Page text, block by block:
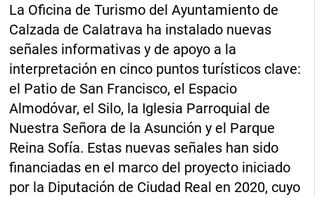
La Oficina de Turismo del Ayuntamiento de
Calzada de Calatrava ha instalado nuevas
señales informativas y de apoyo a la
interpretación en cinco puntos turísticos clave:
el Patio de San Francisco, el Espacio
Almodóvar, el Silo, la Iglesia Parroquial de
Nuestra Señora de la Asunción y el Parque
Reina Sofía. Estas nuevas señales han sido
financiadas en el marco del proyecto iniciado
por la Diputación de Ciudad Real en 2020, cuyo